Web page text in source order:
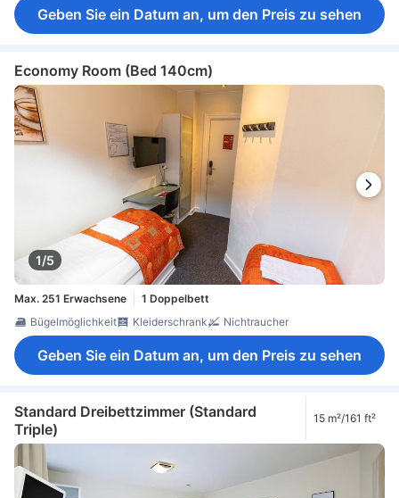
Bügelmöglichkeit
Kleiderschrank Wäscheständer
Nichtraucher
Geben Sie ein Datum an, um den Preis zu sehen
Economy Room (Bed 140cm)
1/5
Max. 251 Erwachsene
1 Doppelbett
Bügelmöglichkeit
Kleiderschrank Nichtraucher
Geben Sie ein Datum an, um den Preis zu sehen
Standard Dreibettzimmer (Standard
Triple)
15 m²/161 ft²